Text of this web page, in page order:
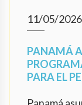
11/05/2026
PANAMÁ
PARA EL